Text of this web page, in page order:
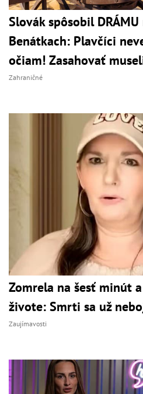
Slovák spôsobil
Benátkach: Plavčíci
očiam! Zasahovať
Zahraničné
Zomrela na šesť minút
živote: Smrti sa už
Zaujímavosti